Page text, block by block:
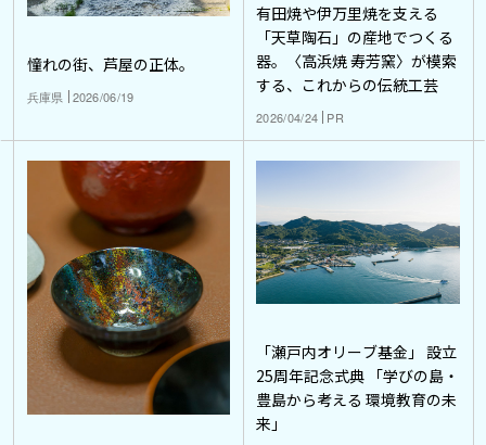
憧れの街、芦屋の正体。
兵庫県 2026/06/19
有田焼や伊万里焼を支える
「天草陶石」の産地でつくる
器。〈高浜焼 寿芳窯〉が模索
する、これからの伝統工芸
2026/04/24 PR
「瀬戸内オリーブ基金」 設立
25周年記念式典 「学びの島・
豊島から考える 環境教育の未
来」